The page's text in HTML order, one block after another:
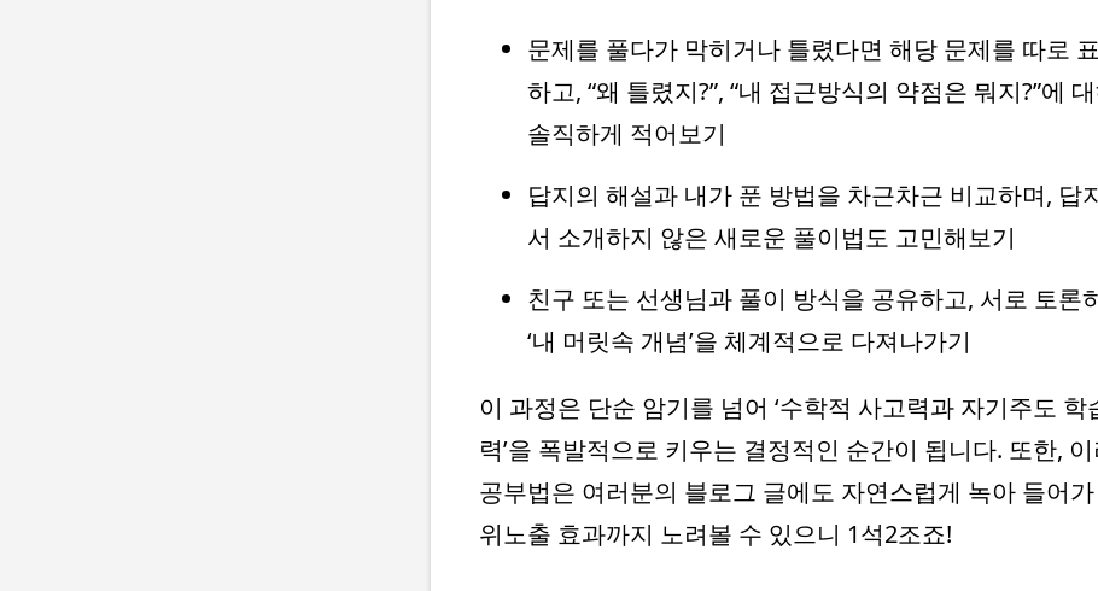
문제를 풀다가 막히거나 틀렸다면 해당 문제를 따로
하고, “왜 틀렸지?”, “내 접근방식의 약점은 뭐지?”에
솔직하게 적어보기
답지의 해설과 내가 푼 방법을 차근차근 비교하며, 답
서 소개하지 않은 새로운 풀이법도 고민해보기
친구 또는 선생님과 풀이 방식을 공유하고, 서로 토론
‘내 머릿속 개념’을 체계적으로 다져나가기
이 과정은 단순 암기를 넘어 ‘수학적 사고력과 자기주도 학
력’을 폭발적으로 키우는 결정적인 순간이 됩니다. 또한,
공부법은 여러분의 블로그 글에도 자연스럽게 녹아 들어
위노출 효과까지 노려볼 수 있으니 1석2조죠!